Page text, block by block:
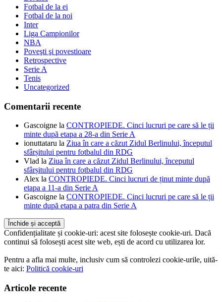
Fotbal de la ei
Fotbal de la noi
Inter
Liga Campionilor
NBA
Poveşti şi povestioare
Retrospective
Serie A
Tenis
Uncategorized
Comentarii recente
Gascoigne la CONTROPIEDE. Cinci lucruri pe care să le ții
minte după etapa a 28-a din Serie A
ionuttataru la Ziua în care a căzut Zidul Berlinului, începutul
sfârșitului pentru fotbalul din RDG
Vlad la Ziua în care a căzut Zidul Berlinului, începutul
sfârșitului pentru fotbalul din RDG
Alex la CONTROPIEDE. Cinci lucruri de ținut minte după
etapa a 11-a din Serie A
Gascoigne la CONTROPIEDE. Cinci lucruri pe care să le ții
minte după etapa a patra din Serie A
Confidențialitate și cookie-uri: acest site folosește cookie-uri. Dacă
continui să folosești acest site web, ești de acord cu utilizarea lor.
Pentru a afla mai multe, inclusiv cum să controlezi cookie-urile, uită-
te aici: Politică cookie-uri
Articole recente